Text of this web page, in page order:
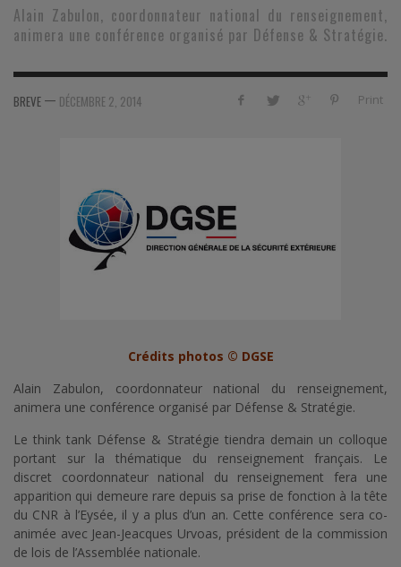
Alain Zabulon, coordonnateur national du renseignement,
animera une conférence organisé par Défense & Stratégie.
Print
BREVE — DÉCEMBRE 2, 2014
Crédits photos © DGSE
Alain Zabulon, coordonnateur national du renseignement,
animera une conférence organisé par Défense & Stratégie.
Le think tank Défense & Stratégie tiendra demain un colloque
portant sur la thématique du renseignement français. Le
discret coordonnateur national du renseignement fera une
apparition qui demeure rare depuis sa prise de fonction à la tête
du CNR à l’Eysée, il y a plus d’un an. Cette conférence sera co-
animée avec Jean-Jeacques Urvoas, président de la commission
de lois de l’Assemblée nationale.